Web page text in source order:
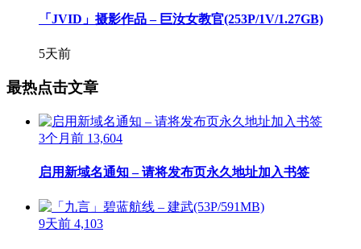
「JVID」摄影作品 – 巨汝女教官(253P/1V/1.27GB)
5天前
最热点击文章
3个月前 13,604
启用新域名通知 – 请将发布页永久地址加入书签
9天前 4,103